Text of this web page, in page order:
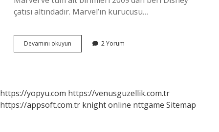
çatısı altındadır. Marvel’ın kurucusu…
Devamını okuyun
Hangi
2 Yorum
https://yopyu.com https://venusguzellik.com.tr
https://appsoft.com.tr knight online nttgame Sitemap